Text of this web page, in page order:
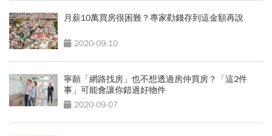
月薪10萬買房很困難？專家勸錢存到這金額再說
2020-09-10
寧願「網路找房」也不想透過房仲買房？「這2件
事」可能會讓你錯過好物件
2020-09-07